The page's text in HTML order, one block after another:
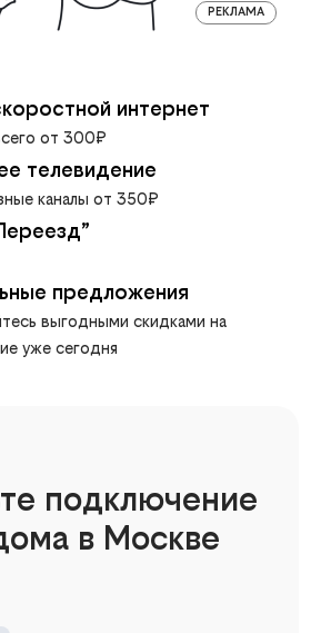
РЕКЛАМА
интернет
от 300₽
телевидение
каналы от 350₽
предложения
выгодными скидками на
уже сегодня
подключение
в Москве